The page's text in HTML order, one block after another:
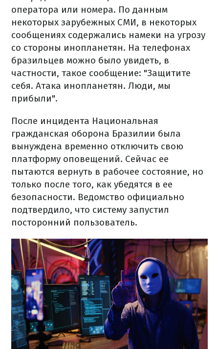
оператора или номера. По данным
некоторых зарубежных СМИ, в некоторых
сообщениях содержались намеки на угрозу
со стороны инопланетян. На телефонах
бразильцев можно было увидеть, в
частности, такое сообщение: "Защитите
себя. Атака инопланетян. Люди, мы
прибыли".
После инцидента Национальная
гражданская оборона Бразилии была
вынуждена временно отключить свою
платформу оповещений. Сейчас ее
пытаются вернуть в рабочее состояние, но
только после того, как убедятся в ее
безопасности. Ведомство официально
подтвердило, что систему запустил
посторонний пользователь.